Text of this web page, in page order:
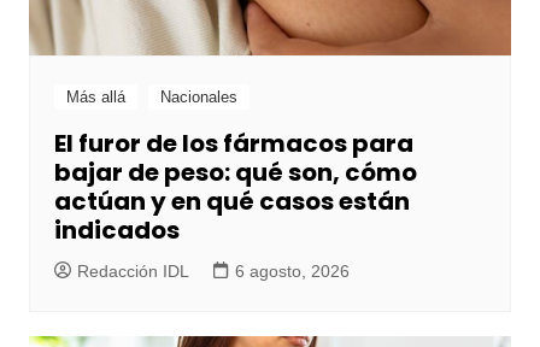
Más allá Nacionales
El furor de los fármacos para
bajar de peso: qué son, cómo
actúan y en qué casos están
indicados
Redacción IDL 6 agosto, 2026